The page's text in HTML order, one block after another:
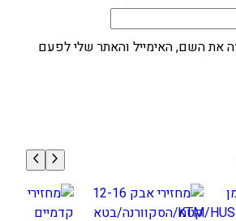
את השם, האימייל והאתר שלי לפעם